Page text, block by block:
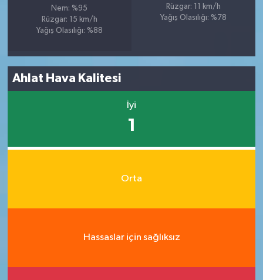
Nem: %95
Rüzgar: 15 km/h
Yağış Olasılığı: %88
Rüzgar: 11 km/h
Yağış Olasılığı: %78
Ahlat Hava Kalitesi
İyi
1
Orta
Hassaslar için sağlıksız